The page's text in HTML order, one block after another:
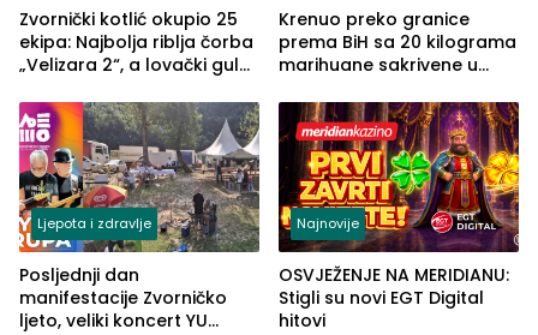
Zvornički kotlić okupio 25
ekipa: Najbolja riblja čorba
„Velizara 2“, a lovački gulaš
Krenuo preko granice
prema BiH sa 20 kilograma
marihuane sakrivene u
Ljepota i zdravlje
Posljednji dan
manifestacije Zvorničko
ljeto, veliki koncert YU
Najnovije
OSVJEŽENJE NA MERIDIANU:
Stigli su novi EGT Digital
hitovi